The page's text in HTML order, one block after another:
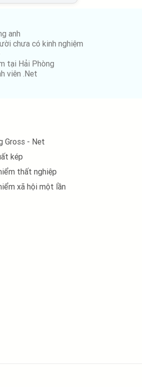
anh
chưa có kinh nghiệm
tại Hải Phòng
viên .Net
Gross - Net
kép
thất nghiệp
xã hội một lần